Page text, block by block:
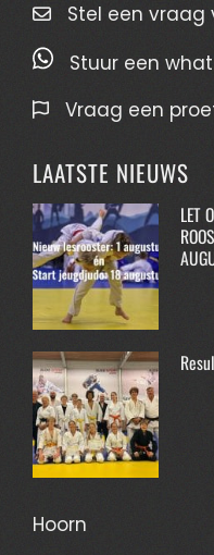
Stel een vraag
Stuur een
Vraag een
LAATSTE NIEUWS
LET
Hoorn